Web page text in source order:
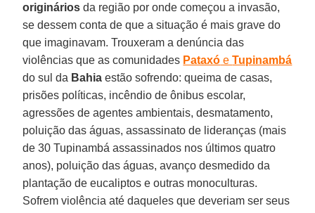
originários da região por onde começou a invasão,
se dessem conta de que a situação é mais grave do
que imaginavam. Trouxeram a denúncia das
violências que as comunidades Pataxó eTupinambá
do sul da Bahia estão sofrendo: queima de casas,
prisões políticas, incêndio de ônibus escolar,
agressões de agentes ambientais, desmatamento,
poluição das águas, assassinato de lideranças (mais
de 30 Tupinambá assassinados nos últimos quatro
anos), poluição das águas, avanço desmedido da
plantação de eucaliptos e outras monoculturas.
Sofrem violência até daqueles que deveriam ser seus